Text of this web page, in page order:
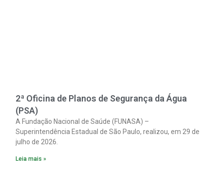
2ª Oficina de Planos de Segurança da Água
(PSA)
A Fundação Nacional de Saúde (FUNASA) –
Superintendência Estadual de São Paulo, realizou, em 29 de
julho de 2026.
Leia mais »